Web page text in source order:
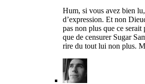
Hum, si vous avez bien
d’expression. Et non
pas non plus que ce
que de censurer Sugar
rire du tout lui non plus.